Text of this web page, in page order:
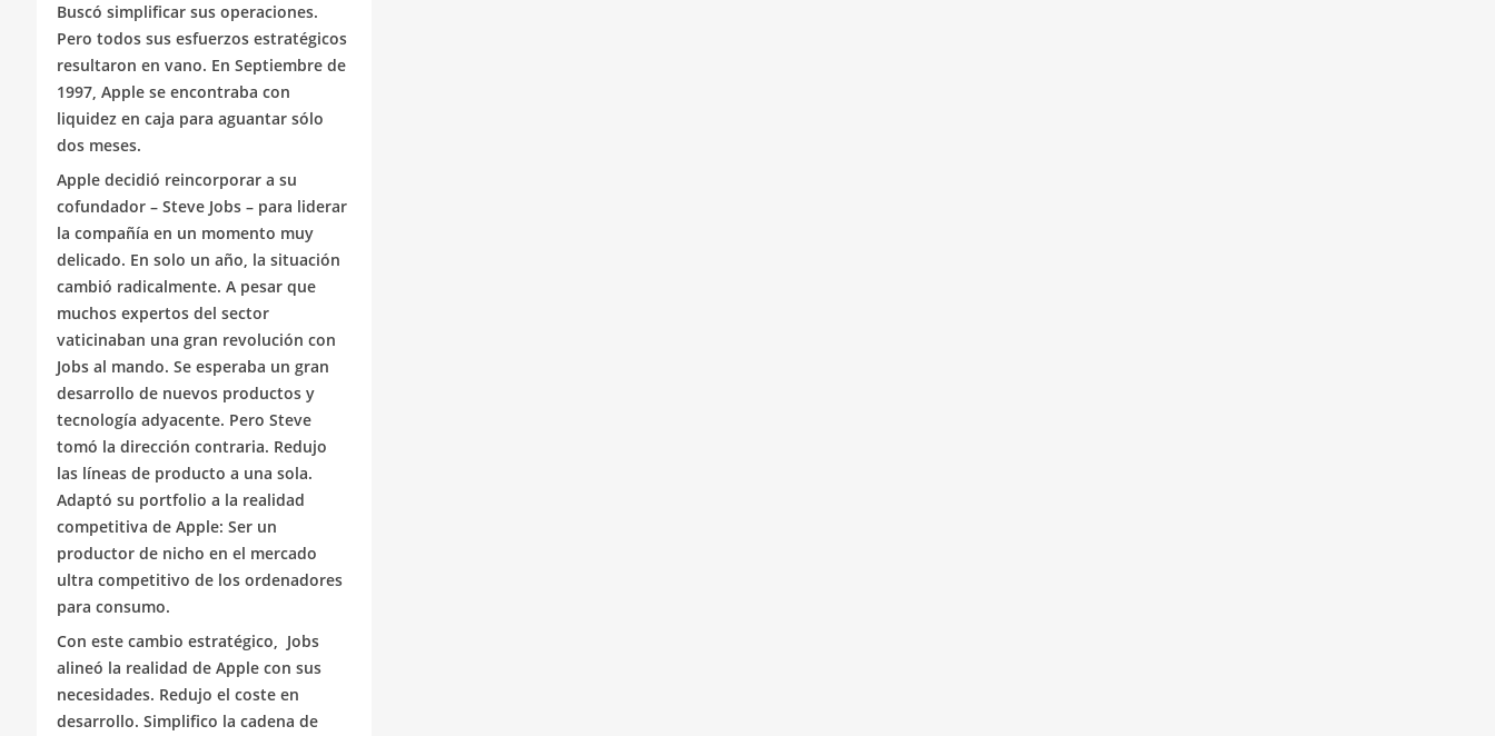
Buscó simplificar sus operaciones.
Pero todos sus esfuerzos estratégicos
resultaron en vano. En Septiembre de
1997, Apple se encontraba con
liquidez en caja para aguantar sólo
dos meses.
Apple decidió reincorporar a su
cofundador – Steve Jobs – para liderar
la compañía en un momento muy
delicado. En solo un año, la situación
cambió radicalmente. A pesar que
muchos expertos del sector
vaticinaban una gran revolución con
Jobs al mando. Se esperaba un gran
desarrollo de nuevos productos y
tecnología adyacente. Pero Steve
tomó la dirección contraria. Redujo
las líneas de producto a una sola.
Adaptó su portfolio a la realidad
competitiva de Apple: Ser un
productor de nicho en el mercado
ultra competitivo de los ordenadores
para consumo.
Con este cambio estratégico, Jobs
alineó la realidad de Apple con sus
necesidades. Redujo el coste en
desarrollo. Simplifico la cadena de